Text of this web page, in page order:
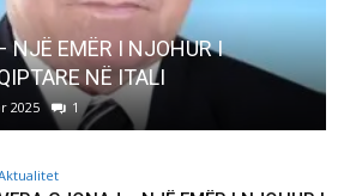
NJË EMËR I NJOHUR I
NË ITALI
2025 1